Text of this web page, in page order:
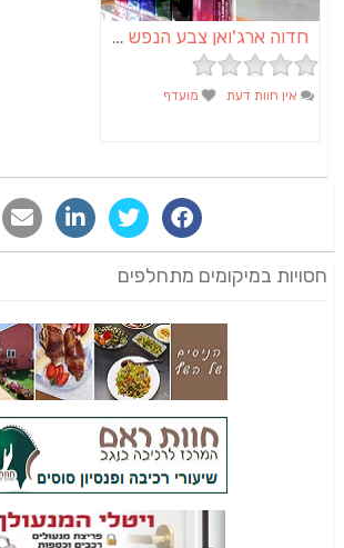
חדוה ארג'ואן צבע הנפש | אבחון וטיפול בצבע האורה סומא | אימון טיפולי באומנות
אין חוות דעת מועדף
חסויות במיקומים מתחלפים